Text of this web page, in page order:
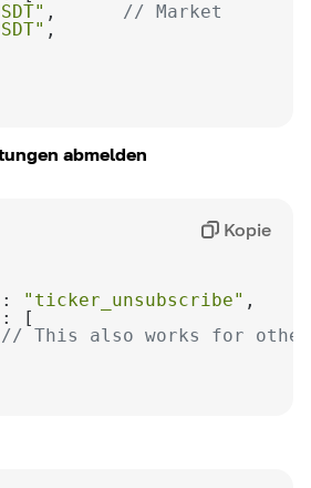
, // Market
abmelden
: "ticker_unsubscribe"
// This also works for
Kopie